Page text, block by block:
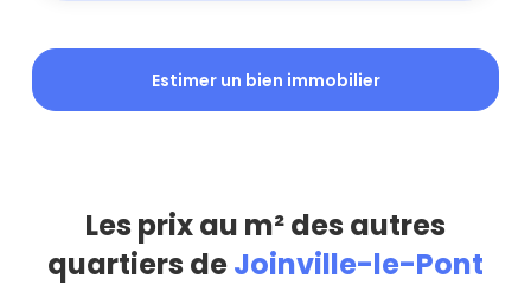
Estimer un bien immobilier
Les prix au m² des autres
quartiers deJoinville-le-Pont